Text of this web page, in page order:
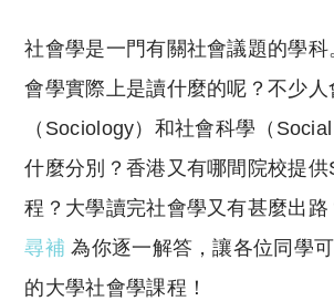
社會學是一門有關社會議題的學
會學實際上是讀什麼的呢？不少人
（Sociology）和社會科學（
什麼分別？香港又有哪間院校提
程？大學讀完社會學又有甚麼出路
尋補 為你逐一解答，讓各位同學
的大學社會學課程！